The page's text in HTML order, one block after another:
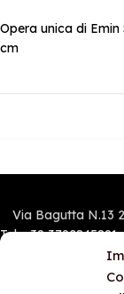
Opera unica di
cm
Via Bagutta N.13
Tel.:+39 3792845891
Mobile e Whatsapp: